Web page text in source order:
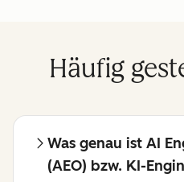
Häufig
Was genau ist AI
(AEO) bzw. KI-